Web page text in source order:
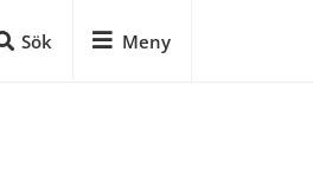
Sök Meny